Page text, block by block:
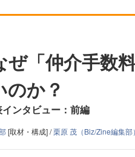
「仲介手数
のか？
ンタビュー：前編
[取材・構成] /栗原 茂（Biz/Zine編集部